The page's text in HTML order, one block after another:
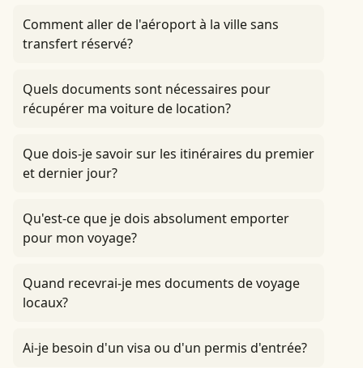
Comment aller de l'aéroport à la ville sans
transfert réservé?
Quels documents sont nécessaires pour
récupérer ma voiture de location?
Que dois-je savoir sur les itinéraires du premier
et dernier jour?
Qu'est-ce que je dois absolument emporter
pour mon voyage?
Quand recevrai-je mes documents de voyage
locaux?
Ai-je besoin d'un visa ou d'un permis d'entrée?